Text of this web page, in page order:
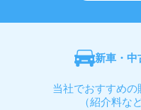
新車・中
当社でおすすめ
（紹介料な